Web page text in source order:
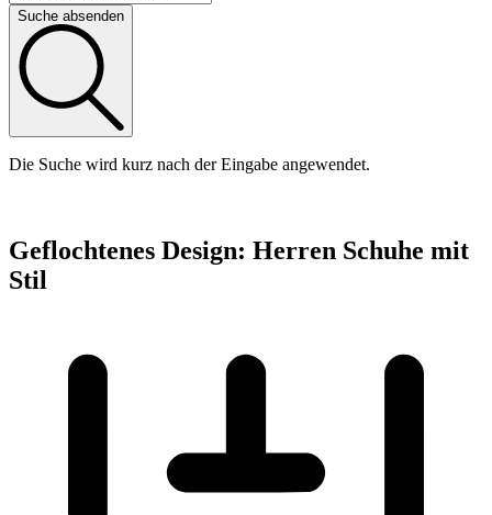
Suche absenden
Die Suche wird kurz nach der Eingabe angewendet.
Geflochtenes Design: Herren Schuhe mit
Stil